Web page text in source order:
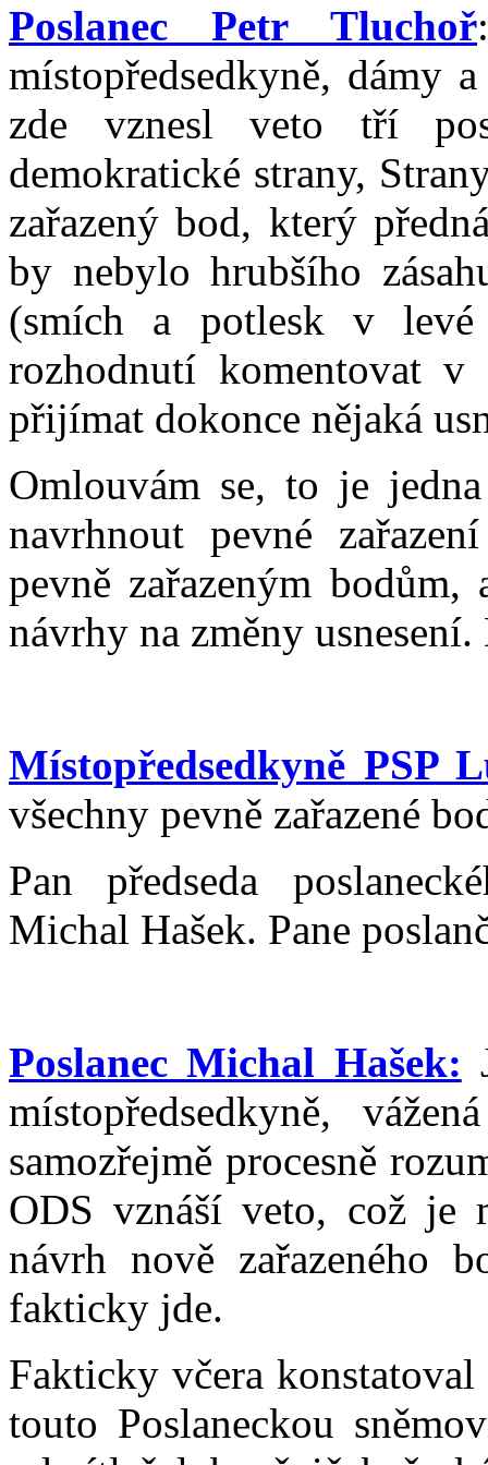
Poslanec Petr Tluchoř
místopředsedkyně, dámy
zde vznesl veto tří
demokratické strany,
zařazený bod, který
by nebylo hrubšího
(smích a potlesk v levé
rozhodnutí komentovat v
přijímat dokonce nějaká
Omlouvám se, to je
navrhnout pevné
pevně zařazeným
návrhy na změny
Místopředsedkyně PSP
všechny pevně zařazené
Pan předseda
Michal Hašek. Pane
Poslanec Michal Hašek:
místopředsedkyně,
samozřejmě procesně
ODS vznáší veto, což je
návrh nově zařazeného
fakticky jde.
Fakticky včera
touto Poslaneckou